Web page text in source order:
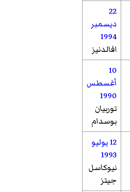
22
ديسمبر
1994
افالدنيز
10
أغسطس
1990
توربيان
بوسدام
12 يوليو
1993
نيوكاسل
جيتز